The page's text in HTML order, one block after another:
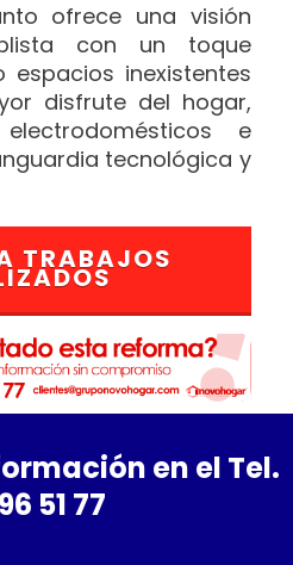
ofrece una visión
con un toque
espacios inexistentes
disfrute del hogar,
e
tecnológica y
TRABAJOS
en el Tel.
51 77